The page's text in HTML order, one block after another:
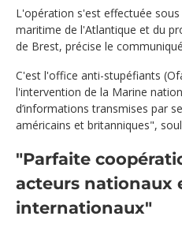
L'opération s'est effectuée
maritime de l'Atlantique et du
de Brest, précise le
C'est l'office anti-stupéfiants
l'intervention de la Marine
d’informations transmises par
américains et britanniques",
"Parfaite
acteurs nationaux
internationaux"